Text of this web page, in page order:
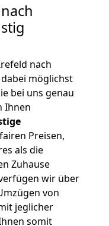
nach
möglichst
bei uns genau
Ihnen
Preisen,
als die
Zuhause
wir über
von
jeglicher
somit